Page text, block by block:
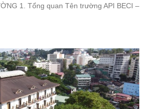
1. Tổng quan Tên trường API BECI –